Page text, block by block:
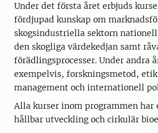
Under det första året erbjuds
fördjupad kunskap om
skogsindustriella sektorn
den skogliga värdekedjan samt
förädlingsprocesser. Under andra
exempelvis, forskningsmetod,
management och internationell
Alla kurser inom programmen
hållbar utveckling och cirkulär